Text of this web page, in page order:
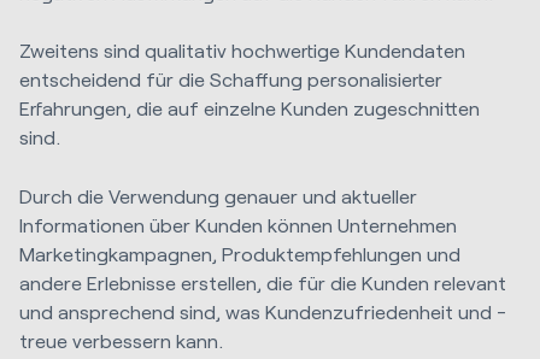
Zweitens sind qualitativ hochwertige Kundendaten
entscheidend für die Schaffung personalisierter
Erfahrungen, die auf einzelne Kunden zugeschnitten
sind.
Durch die Verwendung genauer und aktueller
Informationen über Kunden können Unternehmen
Marketingkampagnen, Produktempfehlungen und
andere Erlebnisse erstellen, die für die Kunden relevant
und ansprechend sind, was Kundenzufriedenheit und -
treue verbessern kann.